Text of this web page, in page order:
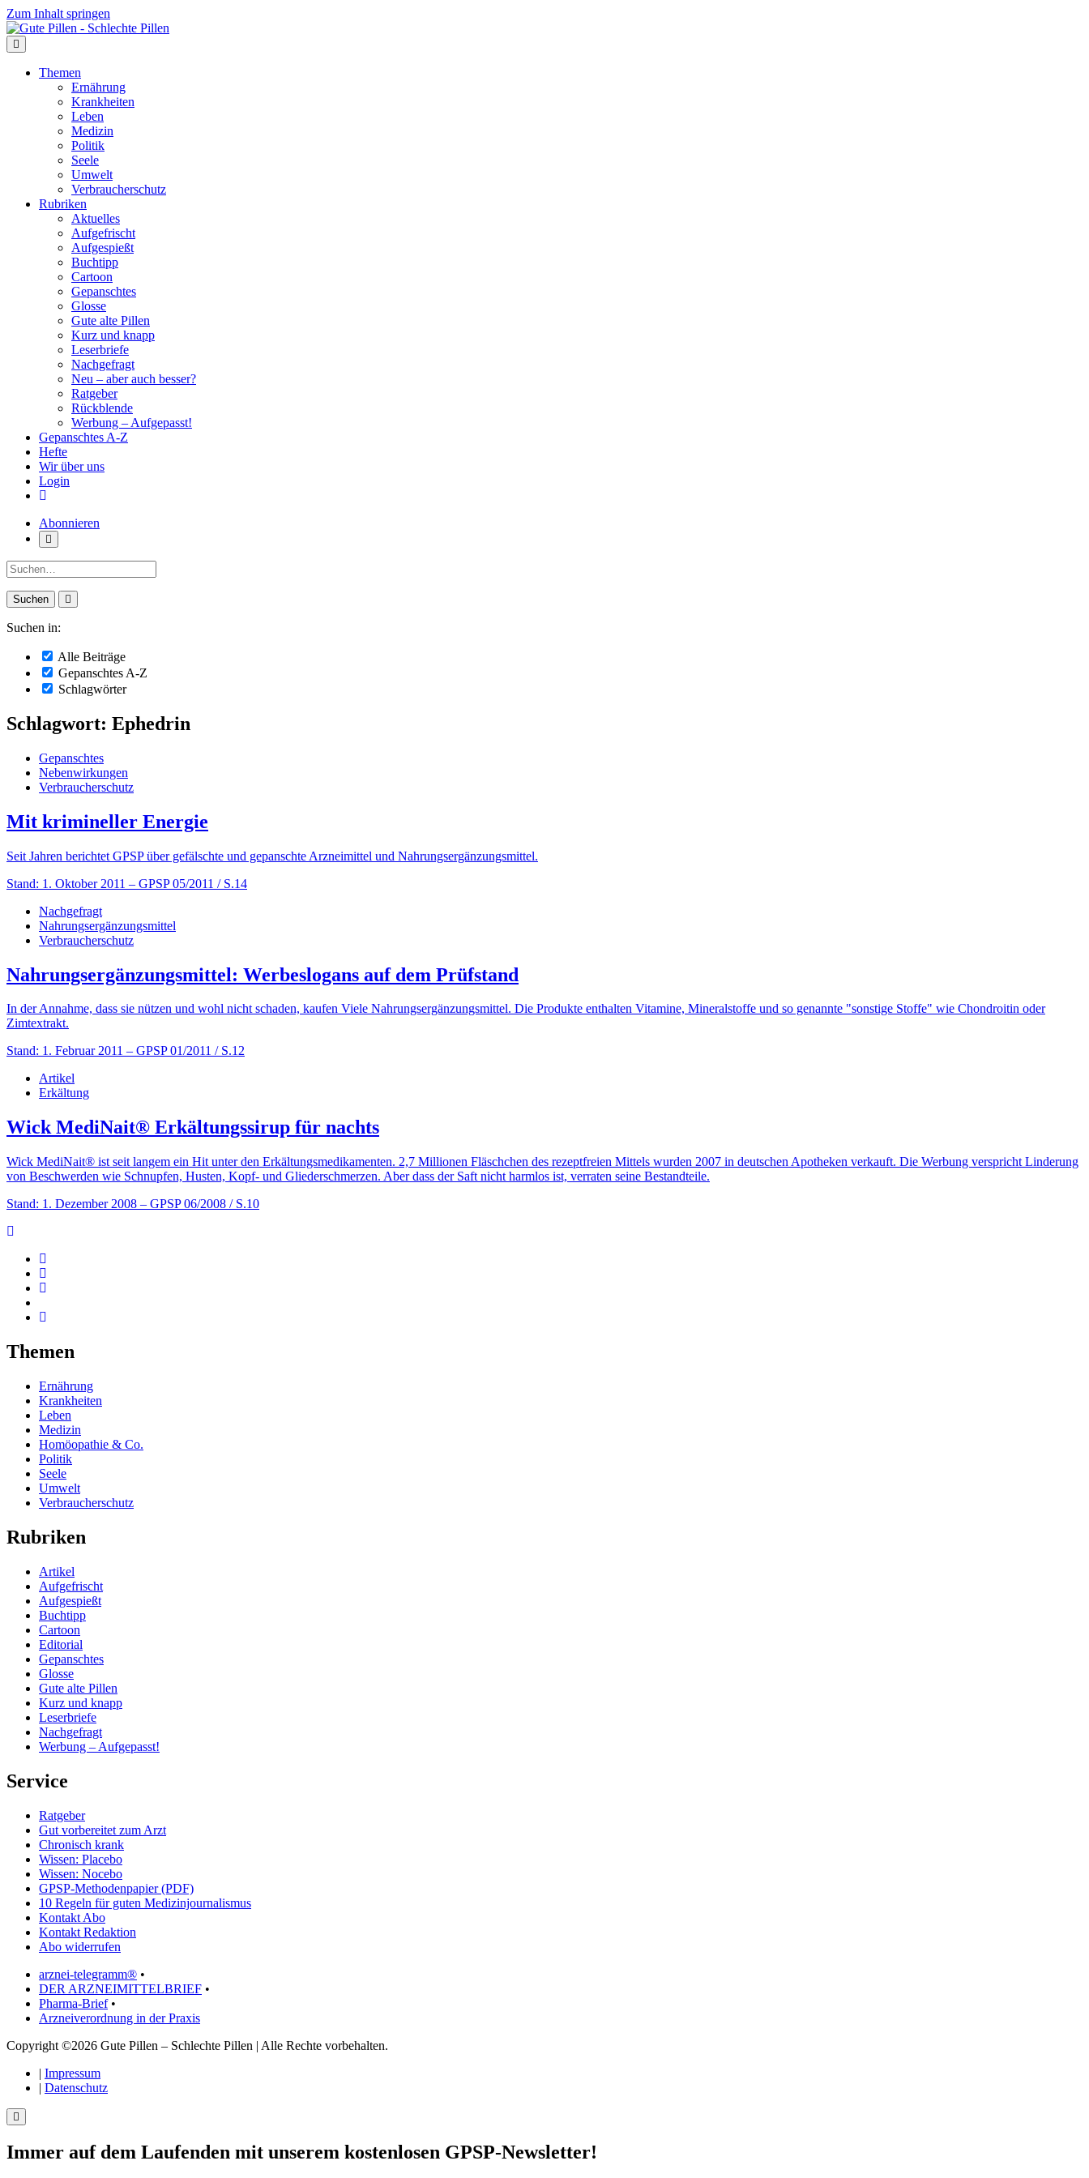
Zum Inhalt springen
Themen
Ernährung
Krankheiten
Leben
Medizin
Politik
Seele
Umwelt
Verbraucherschutz
Rubriken
Aktuelles
Aufgefrischt
Aufgespießt
Buchtipp
Cartoon
Gepanschtes
Glosse
Gute alte Pillen
Kurz und knapp
Leserbriefe
Nachgefragt
Neu – aber auch besser?
Ratgeber
Rückblende
Werbung – Aufgepasst!
Gepanschtes A-Z
Hefte
Wir über uns
Login
Abonnieren
Suche:
Suchen in:
Alle Beiträge
Gepanschtes A-Z
Schlagwörter
Schlagwort: Ephedrin
Gepanschtes
Nebenwirkungen
Verbraucherschutz
Mit krimineller Energie
Seit Jahren berichtet GPSP über gefälschte und gepanschte Arzneimittel und Nahrungsergänzungsmittel.
Stand: 1. Oktober 2011 – GPSP 05/2011 / S.14
Nachgefragt
Nahrungsergänzungsmittel
Verbraucherschutz
Nahrungsergänzungsmittel: Werbeslogans auf dem Prüfstand
In der Annahme, dass sie nützen und wohl nicht schaden, kaufen Viele Nahrungsergänzungsmittel. Die Produkte enthalten Vitamine, Mineralstoffe und so genannte "sonstige Stoffe" wie Chondroitin oder
Zimtextrakt.
Stand: 1. Februar 2011 – GPSP 01/2011 / S.12
Artikel
Erkältung
Wick MediNait® Erkältungssirup für nachts
Wick MediNait® ist seit langem ein Hit unter den Erkältungsmedikamenten. 2,7 Millionen Fläschchen des rezeptfreien Mittels wurden 2007 in deutschen Apotheken verkauft. Die Werbung verspricht Linderung
von Beschwerden wie Schnupfen, Husten, Kopf- und Gliederschmerzen. Aber dass der Saft nicht harmlos ist, verraten seine Bestandteile.
Stand: 1. Dezember 2008 – GPSP 06/2008 / S.10
Themen
Ernährung
Krankheiten
Leben
Medizin
Homöopathie & Co.
Politik
Seele
Umwelt
Verbraucherschutz
Rubriken
Artikel
Aufgefrischt
Aufgespießt
Buchtipp
Cartoon
Editorial
Gepanschtes
Glosse
Gute alte Pillen
Kurz und knapp
Leserbriefe
Nachgefragt
Werbung – Aufgepasst!
Service
Ratgeber
Gut vorbereitet zum Arzt
Chronisch krank
Wissen: Placebo
Wissen: Nocebo
GPSP-Methodenpapier (PDF)
10 Regeln für guten Medizinjournalismus
Kontakt Abo
Kontakt Redaktion
Abo widerrufen
arznei-telegramm® •
DER ARZNEIMITTELBRIEF •
Pharma-Brief•
Arzneiverordnung in der Praxis
Copyright ©2026 Gute Pillen – Schlechte Pillen | Alle Rechte vorbehalten.
| Impressum
| Datenschutz
Immer auf dem Laufenden mit unserem kostenlosen GPSP-Newsletter!